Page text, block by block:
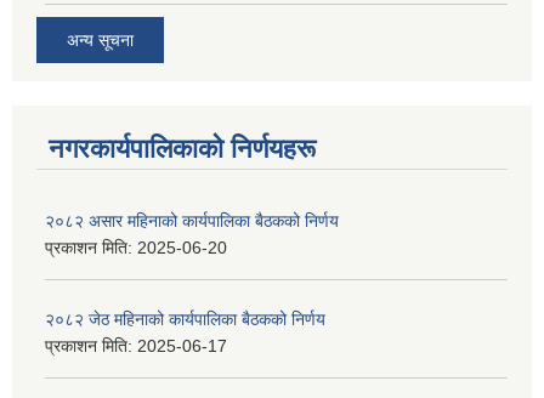
अन्य सूचना
नगरकार्यपालिकाकाे निर्णयहरू
२०८२ असार महिनाको कार्यपालिका बैठकको निर्णय
प्रकाशन मिति: 2025-06-20
२०८२ जेठ महिनाको कार्यपालिका बैठकको निर्णय
प्रकाशन मिति: 2025-06-17